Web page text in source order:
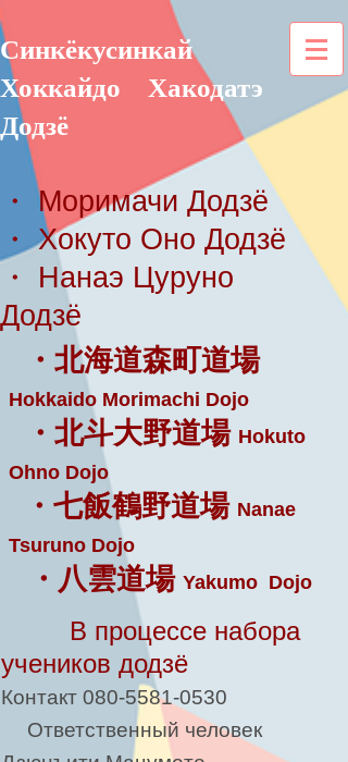
Синкёкусинкай
Хоккайдо
Хакодатэ
Додзё
・ Моримачи Додзё
・ Хокуто Оно Додзё
・ Нанаэ Цуруно
Додзё
・北海道森町道場
Hokkaido Morimachi Dojo
・北斗大野道場 Hokuto
Ohno Dojo
・七飯鶴野道場 Nanae
Tsuruno Dojo
・八雲道場 Yakumo Dojo
В процессе набора
учеников додзё
Контакт 080-5581-0530
Ответственный человек